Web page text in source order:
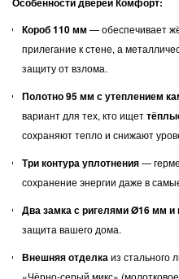
Короб 110 мм — обеспечивает
прилегание к стене, а
защиту от взлома.
Полотно 95 мм с утеплением
вариант для тех, кто ищет
сохраняют тепло и снижают
Три контура уплотнения—
сохранение энергии даже в
Два замка с ригелями Ø16 мм и
защита вашего дома.
Внешняя отделкаиз стального
«Чёрно-серый микс»